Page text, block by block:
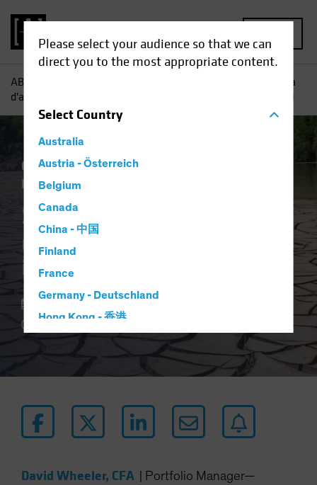
Please select your audience so that we can
direct you to the most appropriate content.
SelectCountry
Australia
Austria - Österreich
Belgium
Canada
China - 中国
Finland
France
Germany - Deutschland
Hong Kong - 香港
Japan - 日本
Latin America
Netherlands
AB
Scarsità
d'acqua: una piaga da affrontare con investimenti sostenibili
Cambiamento climatico
Responsabile
Scarsità d'acqua
una piaga da affrontare con
investimenti sostenibili
18 aprile 2023
David Wheeler, CFA
Portfolio Manager—